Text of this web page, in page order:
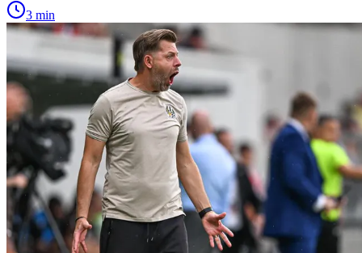
3 min